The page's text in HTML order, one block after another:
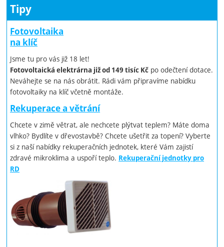
Tipy
Fotovoltaika
na klíč
Jsme tu pro vás již 18 let!
Fotovoltaická elektrárna již od 149 tisíc Kč po odečtení dotace.
Neváhejte se na nás obrátit. Rádi vám připravíme nabídku
fotovoltaiky na klíč včetně montáže.
Rekuperace a větrání
Chcete v zimě větrat, ale nechcete plýtvat teplem? Máte doma
vlhko? Bydlíte v dřevostavbě? Chcete ušetřit za topení? Vyberte
si z naší nabídky rekuperačních jednotek, které Vám zajistí
zdravé mikroklima a uspoří teplo. Rekuperační jednotky pro
RD